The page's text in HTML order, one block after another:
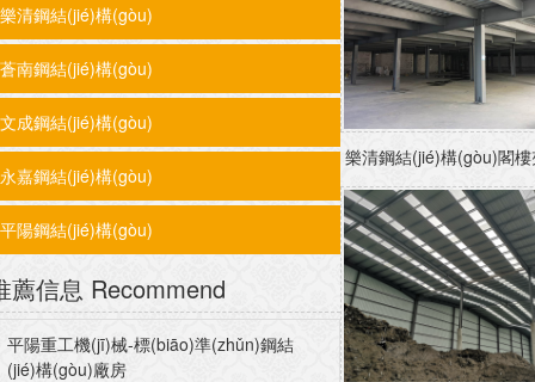
樂清鋼結(jié)構(gòu)
蒼南鋼結(jié)構(gòu)
文成鋼結(jié)構(gòu)
永嘉鋼結(jié)構(gòu)
平陽鋼結(jié)構(gòu)
薦信息 Recommend
平陽重工機(jī)械-標(biāo)準(zhǔn)鋼結
(jié)構(gòu)廠房
樂清鋼結(jié)構(gòu)閣